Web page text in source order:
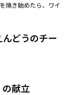
焼き始めたら、ワイ
んどうのチー
の献立